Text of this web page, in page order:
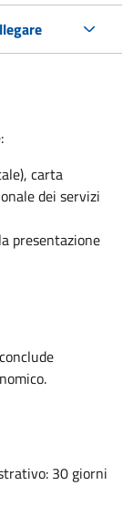
carta
dei servizi
presentazione
30 giorni